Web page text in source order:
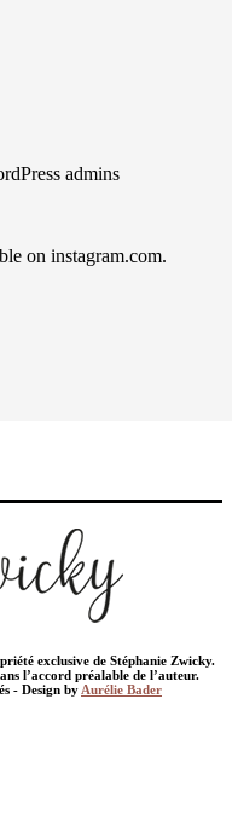
admins
on instagram.com.
exclusive de Stéphanie Zwicky.
l’accord préalable de l’auteur.
- Design by Aurélie Bader